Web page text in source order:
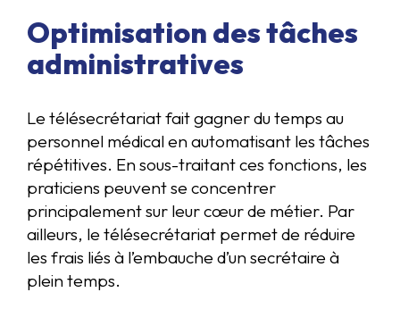
Optimisation des tâches
administratives
Le télésecrétariat fait gagner du temps au
personnel médical en automatisant les tâches
répétitives. En sous-traitant ces fonctions, les
praticiens peuvent se concentrer
principalement sur leur cœur de métier. Par
ailleurs, le télésecrétariat permet de réduire
les frais liés à l’embauche d’un secrétaire à
plein temps.